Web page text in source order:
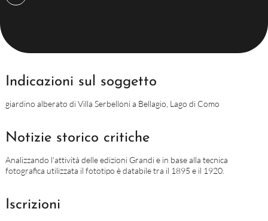
Indicazioni sul soggetto
giardino alberato di Villa Serbelloni a Bellagio, Lago di Como
Notizie storico critiche
Analizzando l'attività delle edizioni Grandi e in base alla tecnica
fotografica utilizzata il fototipo è databile tra il 1895 e il 1920.
Iscrizioni